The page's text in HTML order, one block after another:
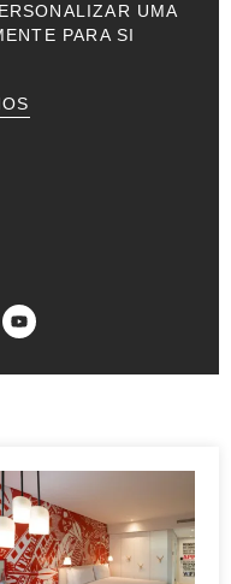
UMA
PARA SI